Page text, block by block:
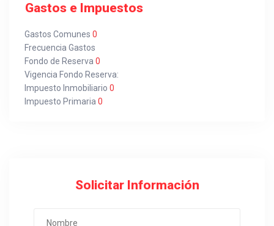
Gastos e Impuestos
Gastos Comunes 0
Frecuencia Gastos
Fondo de Reserva 0
Vigencia Fondo Reserva:
Impuesto Inmobiliario 0
Impuesto Primaria 0
Solicitar Información